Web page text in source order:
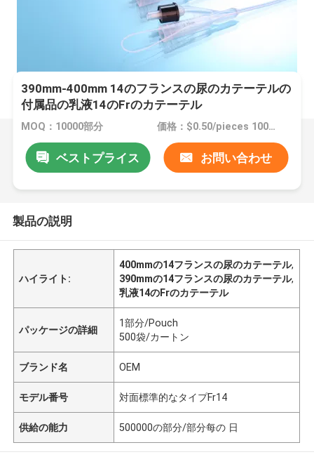
390mm-400mm 14のフランスの尿のカテーテルの
付属品の乳液14のFrのカテーテル
MOQ：10000部分 価格：$0.50/pieces 10000-49999 pieces
ベストプライス お問い合わせ
製品の説明
ハイライト:
400mmの14フランスの尿のカテーテル,
390mmの14フランスの尿のカテーテル,
乳液14のFrのカテーテル
パッケージの詳細
1部分/Pouch
500袋/カートン
ブランド名 OEM
モデル番号 対面標準的なタイプFr14
供給の能力 500000の部分/部分每の 日